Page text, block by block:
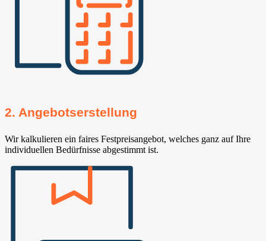
2. Angebotserstellung
Wir kalkulieren ein faires Festpreisangebot, welches ganz auf Ihre
individuellen Bedürfnisse abgestimmt ist.